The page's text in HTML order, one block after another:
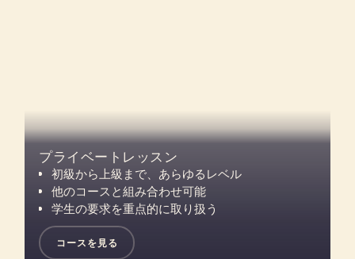
プライベートレッスン
初級から上級まで、あらゆるレベル
他のコースと組み合わせ可能
学生の要求を重点的に取り扱う
コースを見る